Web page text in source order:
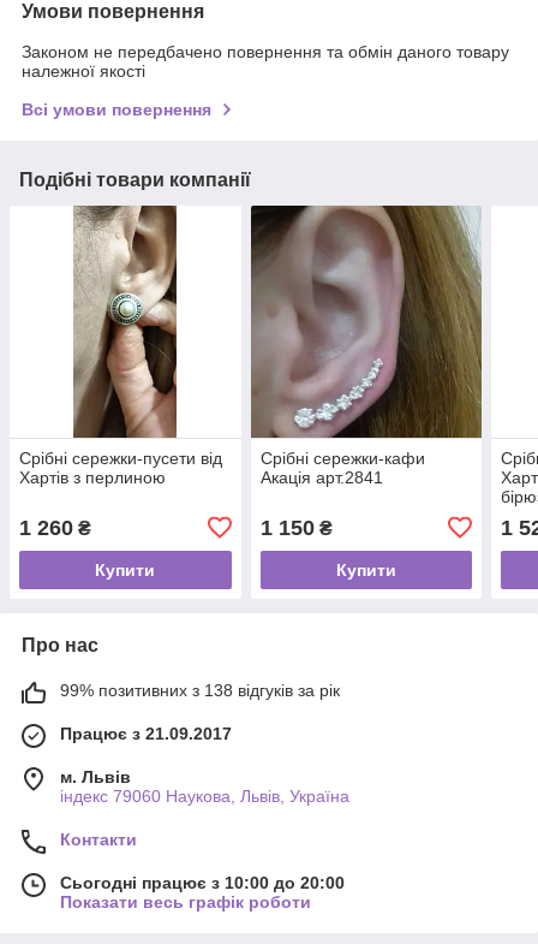
Умови повернення
Законом не передбачено повернення та обмін даного товару
належної якості
Всі умови повернення
Подібні товари компанії
Срібні сережки-пусети від
Хартів з перлиною
1 260 ₴
Купити
Срібні сережки-кафи
Акація арт.2841
1 150₴
Купити
1
Про нас
99% позитивних з 138 відгуків за рік
Працює з 21.09.2017
м. Львів
індекс 79060 Наукова, Львів, Україна
Контакти
Сьогодні працює з 10:00 до 20:00
Показати весь графік роботи